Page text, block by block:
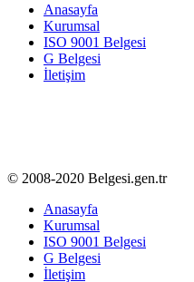
Anasayfa
Kurumsal
ISO 9001 Belgesi
G Belgesi
İletişim
© 2008-2020 Belgesi.gen.tr
Anasayfa
Kurumsal
ISO 9001 Belgesi
G Belgesi
İletişim